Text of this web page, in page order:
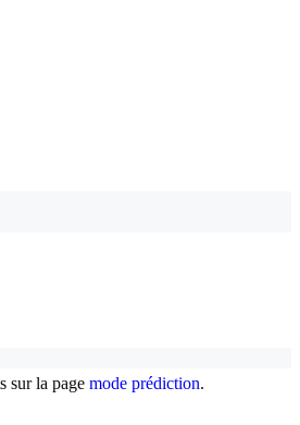
sur la page mode prédiction.